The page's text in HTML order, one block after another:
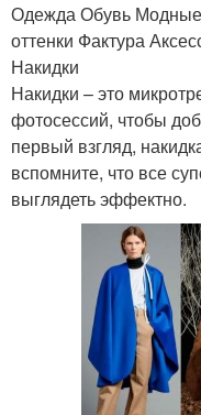
Одежда Обувь
оттенки Фактура
Накидки
Накидки – это
фотосессий, чтобы
первый взгляд,
вспомните, что все
выглядеть эффектно.